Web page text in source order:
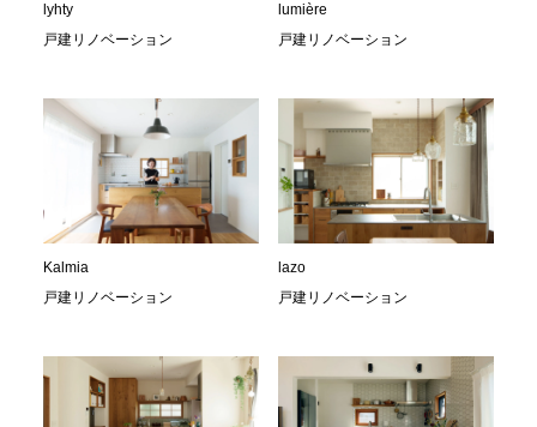
lyhty
戸建リノベーション
lumière
戸建リノベーション
Kalmia
戸建リノベーション
lazo
戸建リノベーション